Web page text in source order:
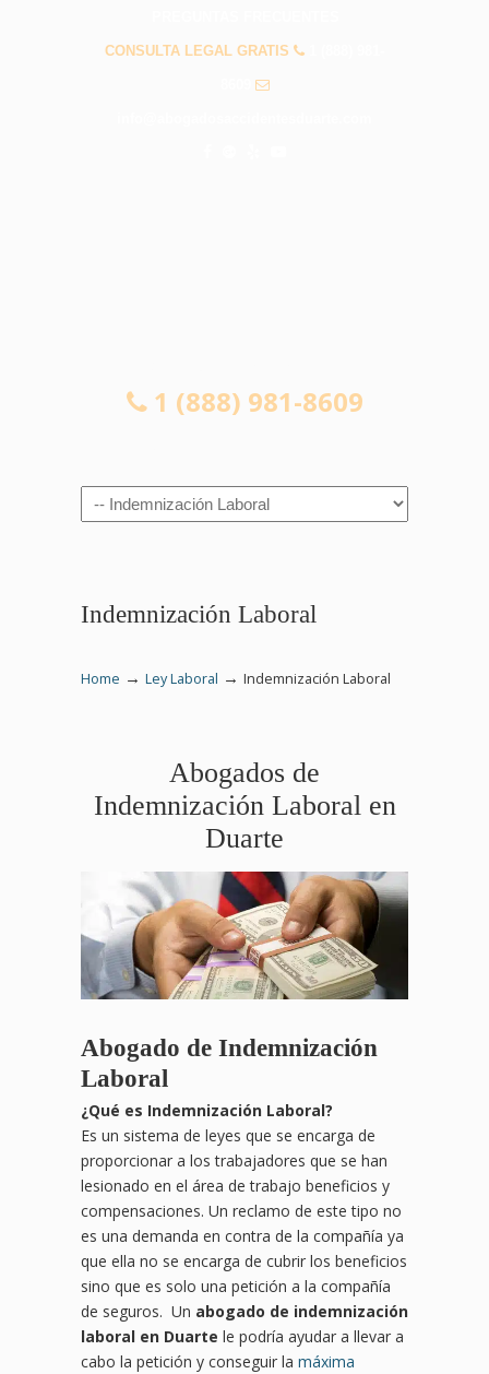
CONSULTA LEGAL GRATIS
1 (888) 981-8609
Navigation
Indemnización Laboral
Home → Ley Laboral → Indemnización Laboral
Abogados de
Indemnización Laboral en
Duarte
Abogado de Indemnización
Laboral
¿Qué es Indemnización Laboral?
Es un sistema de leyes que se encarga de
proporcionar a los trabajadores que se han
lesionado en el área de trabajo beneficios y
compensaciones. Un reclamo de este tipo no
es una demanda en contra de la compañía ya
que ella no se encarga de cubrir los beneficios
sino que es solo una petición a la compañía
de seguros. Un abogado de indemnización
laboral en Duarte le podría ayudar a llevar a
cabo la petición y conseguir la máxima